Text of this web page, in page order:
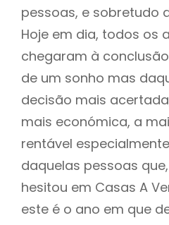
pessoas, e sobretudo
Hoje em dia, todos os
chegaram à
de um sonho mas
decisão mais
mais económica, a
rentável
daquelas pessoas
hesitou em Casas A
este é o ano em que